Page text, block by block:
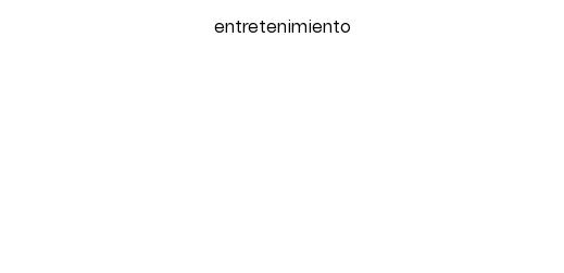
entretenimiento